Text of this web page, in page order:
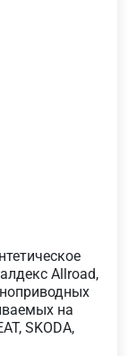
Allroad,
на
SKODA,